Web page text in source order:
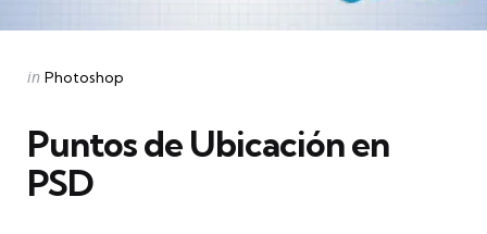
Categories
Posted
in Photoshop
Puntos de Ubicación en
PSD